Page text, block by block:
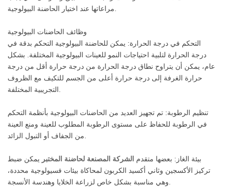
وظائف الحاضنات البيولوجية
التحكم في درجة الحرارة: يمكن للحاضنة البيولوجية التحكم بدقة في
درجة الحرارة لتلبية احتياجات النمو للعينات البيولوجية المختلفة. بشكل
عام، يمكن أن يتراوح نطاق درجة الحرارة من درجة حرارة أقل من درجة
حرارة الغرفة إلى درجة حرارة أعلى من الجسم للتكيف مع الظروف
تنظيم الرطوبة: تم تجهيز العديد من الحاضنات البيولوجية بأنظمة التحكم
في الرطوبة للحفاظ على مستوى الرطوبة المطلوب للعينة ومنع العينة
بيئة الغاز: بعضها متقدم الشركة المصنعة لحاضنة المختبر يمكن ضبط
تركيز الأكسجين وثاني أكسيد الكربون لمحاكاة بيئات فسيولوجية محددة،